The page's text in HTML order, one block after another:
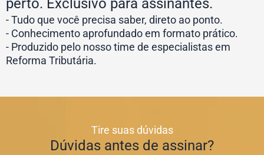
perto. Exclusivo para assinantes.
- Tudo que você precisa saber, direto ao ponto.
- Conhecimento aprofundado em formato prático.
- Produzido pelo nosso time de especialistas em
Reforma Tributária.
Tire suas dúvidas
Dúvidas antes de assinar?